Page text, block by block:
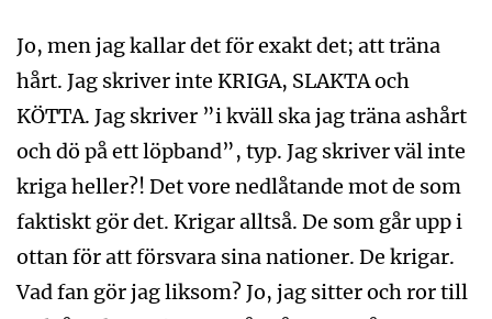
Jo, men jag kallar det för exakt det; att träna
hårt. Jag skriver inte KRIGA, SLAKTA och
KÖTTA. Jag skriver ”i kväll ska jag träna ashårt
och dö på ett löpband”, typ. Jag skriver väl inte
kriga heller?! Det vore nedlåtande mot de som
faktiskt gör det. Krigar alltså. De som går upp i
ottan för att försvara sina nationer. De krigar.
Vad fan gör jag liksom? Jo, jag sitter och ror till